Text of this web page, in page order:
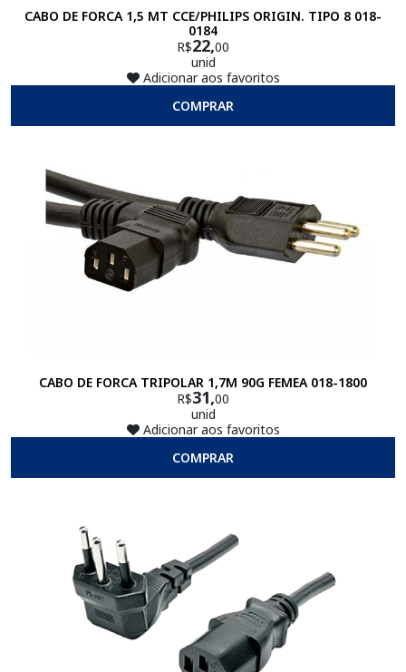
CABO DE FORCA 1,5 MT CCE/PHILIPS ORIGIN. TIPO 8 018-
0184
R$22,00
unid
Adicionar aos favoritos
COMPRAR
CABO DE FORCA TRIPOLAR 1,7M 90G FEMEA 018-1800
R$31,00
unid
Adicionar aos favoritos
COMPRAR